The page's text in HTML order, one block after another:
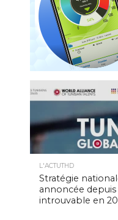
L'ACTUTHD
Stratégie
annoncée
introuvable en